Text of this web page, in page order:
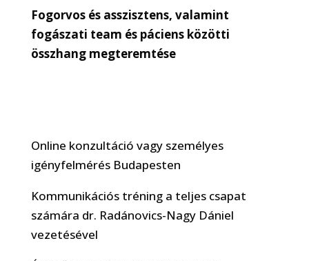
Fogorvos és asszisztens, valamint
fogászati team és páciens közötti
összhang megteremtése
Online konzultáció vagy személyes
igényfelmérés Budapesten
Kommunikációs tréning a teljes csapat
számára dr. Radánovics-Nagy Dániel
vezetésével